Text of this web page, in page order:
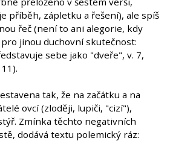
příběh, zápletku a řešení), ale spíš
řeč (není to ani alegorie, kdy
jinou duchovní skutečnost:
sebe jako "dveře", v. 7,
tak, že na začátku a na
ovcí (zloději, lupiči, "cizí"),
Zmínka těchto negativních
dodává textu polemický ráz: